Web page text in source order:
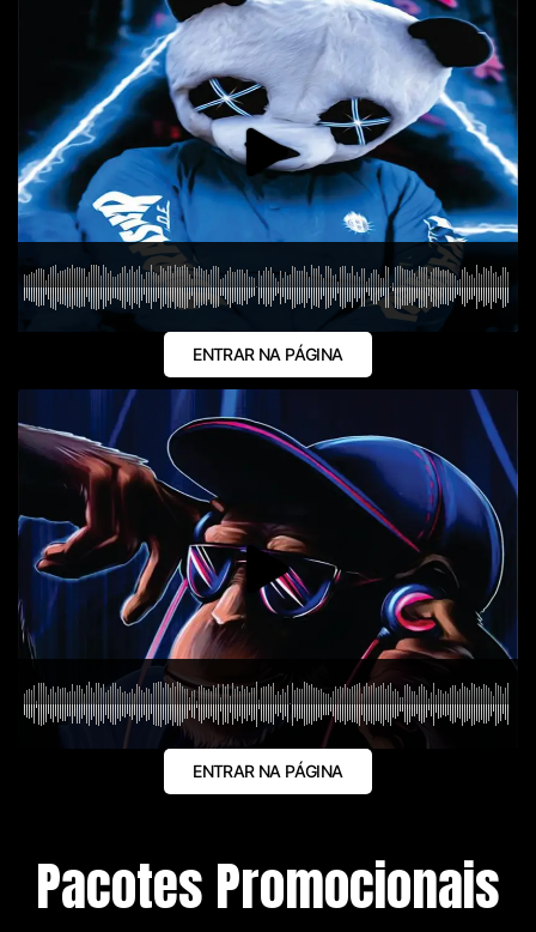
ENTRAR NA PÁGINA
ENTRAR NA PÁGINA
Pacotes Promocionais